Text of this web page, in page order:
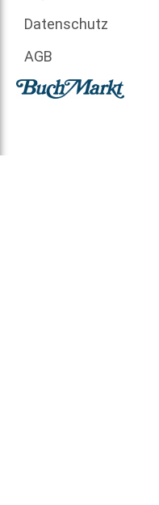
Datenschutz
AGB